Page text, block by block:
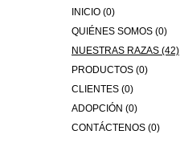
INICIO (0)
QUIÉNES SOMOS (0)
NUESTRAS RAZAS (42)
PRODUCTOS (0)
CLIENTES (0)
ADOPCIÓN (0)
CONTÁCTENOS (0)